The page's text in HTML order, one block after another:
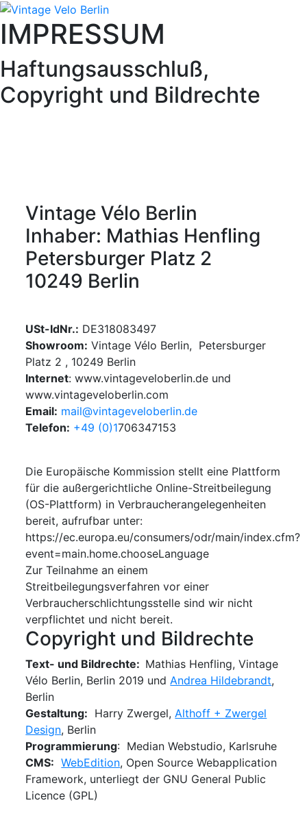
IMPRESSUM
Haftungsausschluß,
Copyright und Bildrechte
Vintage Vélo Berlin
Inhaber: Mathias Henfling
Petersburger Platz 2
10249 Berlin
USt-IdNr.: DE318083497
Showroom: Vintage Vélo Berlin, Petersburger
Platz 2 , 10249 Berlin
Internet: www.vintageveloberlin.de und
www.vintageveloberlin.com
Email: mail@vintageveloberlin.de
Telefon: +49 (0)1706347153
Die Europäische Kommission stellt eine Plattform
für die außergerichtliche Online-Streitbeilegung
(OS-Plattform) in Verbraucherangelegenheiten
bereit, aufrufbar unter:
https://ec.europa.eu/consumers/odr/main/index.cfm?
event=main.home.chooseLanguage
Zur Teilnahme an einem
Streitbeilegungsverfahren vor einer
Verbraucherschlichtungsstelle sind wir nicht
verpflichtet und nicht bereit.
Copyright und Bildrechte
Text- und Bildrechte: Mathias Henfling, Vintage
Vélo Berlin, Berlin 2019 undAndrea Hildebrandt,
Berlin
Gestaltung: Harry Zwergel,Althoff + Zwergel
Design, Berlin
Programmierung: Median Webstudio, Karlsruhe
CMS: WebEdition, Open Source Webapplication
Framework, unterliegt der GNU General Public
Licence (GPL)